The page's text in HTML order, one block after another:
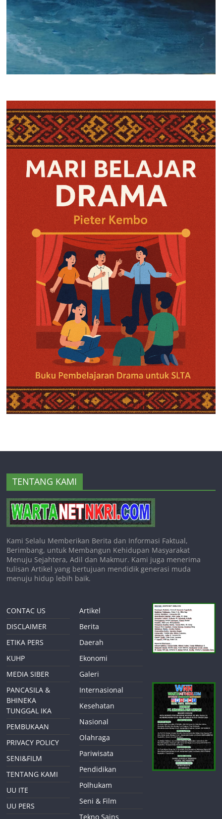
TENTANG KAMI
Kami Selalu Memberikan Berita dan Informasi Faktual,
Berimbang, untuk Membangun Kehidupan Masyarakat
Menuju Sejahtera, Adil dan Makmur. Kami juga menerima
tulisan Artikel yang bertujuan mendidik generasi muda
menuju hidup lebih baik.
CONTAC US
DISCLAIMER
ETIKA PERS
KUHP
MEDIA SIBER
PANCASILA &
BHINEKA
TUNGGAL IKA
PEMBUKAAN
PRIVACY POLICY
SENI&FILM
TENTANG KAMI
UU ITE
UU PERS
Artikel
Berita
Daerah
Ekonomi
Galeri
Internasional
Kesehatan
Nasional
Olahraga
Pariwisata
Pendidikan
Polhukam
Seni & Film
Tekno Sains